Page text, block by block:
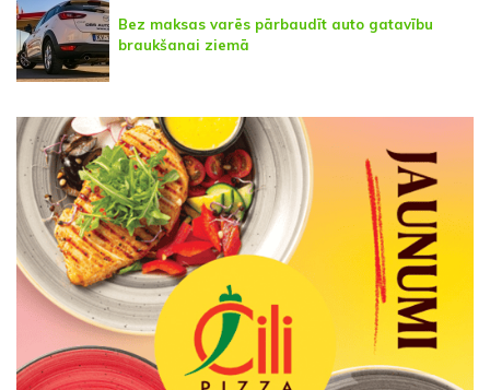
Bez maksas varēs pārbaudīt auto gatavību
braukšanai ziemā